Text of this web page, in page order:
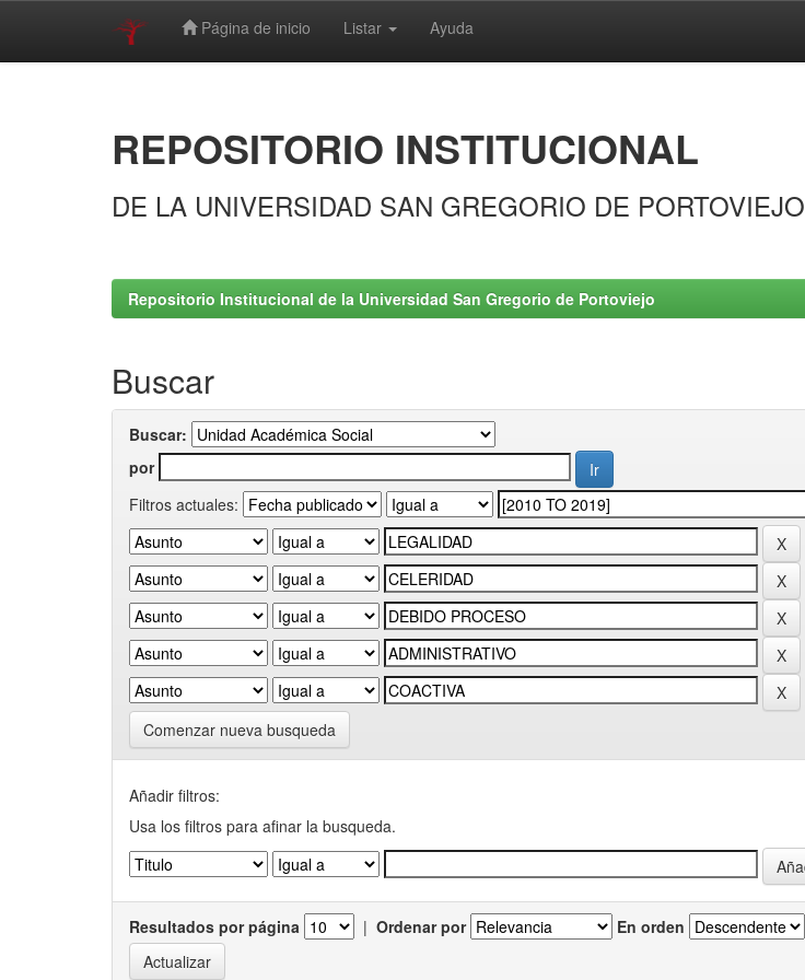
Página de inicio Listar Ayuda
REPOSITORIO INSTITUCIONAL
DE LA UNIVERSIDAD SAN GREGORIO DE PORTOVIEJO
Repositorio Institucional de la Universidad San Gregorio de Portoviejo
Buscar
Buscar:
por
Filtros actuales:
Comenzar nueva busqueda
Añadir filtros:
Usa los filtros para afinar la busqueda.
Resultados por página | Ordenar por En orden